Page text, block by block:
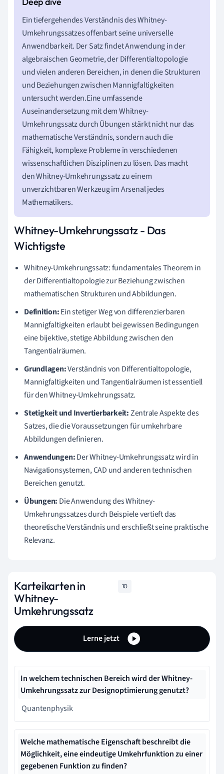
Ein tiefergehendes Verständnis des Whitney-
Umkehrungssatzes offenbart seine universelle
Anwendbarkeit. Der Satz findet Anwendung in der
algebraischen Geometrie, der Differentialtopologie
und vielen anderen Bereichen, in denen die Strukturen
und Beziehungen zwischen Mannigfaltigkeiten
untersucht werden.Eine umfassende
Auseinandersetzung mit dem Whitney-
Umkehrungssatz durch Übungen stärkt nicht nur das
mathematische Verständnis, sondern auch die
Fähigkeit, komplexe Probleme in verschiedenen
wissenschaftlichen Disziplinen zu lösen. Das macht
den Whitney-Umkehrungssatz zu einem
unverzichtbaren Werkzeug im Arsenal jedes
Mathematikers.
Whitney-Umkehrungssatz - Das
Wichtigste
Whitney-Umkehrungssatz: fundamentales Theorem in
der Differentialtopologie zur Beziehung zwischen
mathematischen Strukturen und Abbildungen.
Definition:Ein stetiger Weg von differenzierbaren
Mannigfaltigkeiten erlaubt bei gewissen Bedingungen
eine bijektive, stetige Abbildung zwischen den
Tangentialräumen.
Grundlagen:Verständnis von Differentialtopologie,
Mannigfaltigkeiten und Tangentialräumen ist essentiell
für den Whitney-Umkehrungssatz.
Stetigkeit und Invertierbarkeit:Zentrale Aspekte des
Satzes, die die Voraussetzungen für umkehrbare
Abbildungen definieren.
Anwendungen:Der Whitney-Umkehrungssatz wird in
Navigationsystemen, CAD und anderen technischen
Bereichen genutzt.
Übungen: Die Anwendung des Whitney-
Umkehrungssatzes durch Beispiele vertieft das
theoretische Verständnis und erschließt seine praktische
Relevanz.
Karteikarten in
Whitney-
Umkehrungssatz
10
Lerne jetzt
In welchem technischen Bereich wird der Whitney-
Umkehrungssatz zur Designoptimierung genutzt?
Quantenphysik
Welche mathematische Eigenschaft beschreibt die
Möglichkeit, eine eindeutige Umkehrfunktion zu einer
gegebenen Funktion zu finden?